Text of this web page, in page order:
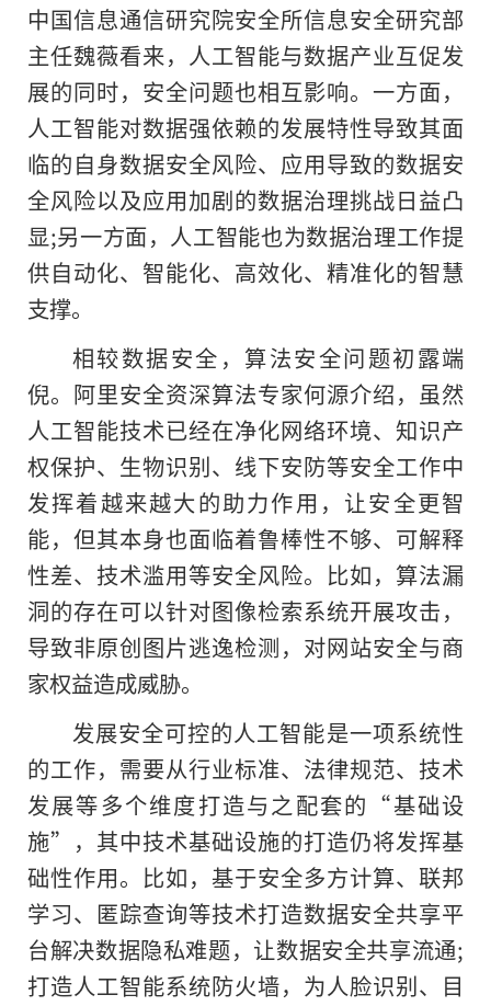
中国信息通信研究院安全所信息安全研究部
主任魏薇看来，人工智能与数据产业互促发
展的同时，安全问题也相互影响。一方面，
人工智能对数据强依赖的发展特性导致其面
临的自身数据安全风险、应用导致的数据安
全风险以及应用加剧的数据治理挑战日益凸
显;另一方面，人工智能也为数据治理工作提
供自动化、智能化、高效化、精准化的智慧
支撑。
相较数据安全，算法安全问题初露端
倪。阿里安全资深算法专家何源介绍，虽然
人工智能技术已经在净化网络环境、知识产
权保护、生物识别、线下安防等安全工作中
发挥着越来越大的助力作用，让安全更智
能，但其本身也面临着鲁棒性不够、可解释
性差、技术滥用等安全风险。比如，算法漏
洞的存在可以针对图像检索系统开展攻击，
导致非原创图片逃逸检测，对网站安全与商
家权益造成威胁。
发展安全可控的人工智能是一项系统性
的工作，需要从行业标准、法律规范、技术
发展等多个维度打造与之配套的“基础设
施”，其中技术基础设施的打造仍将发挥基
础性作用。比如，基于安全多方计算、联邦
学习、匿踪查询等技术打造数据安全共享平
台解决数据隐私难题，让数据安全共享流通;
打造人工智能系统防火墙，为人脸识别、目